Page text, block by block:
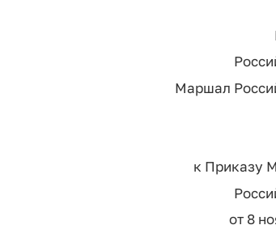
Маршал
к Приказу
от 8